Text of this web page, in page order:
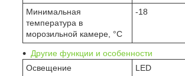
Минимальная
температура в
морозильной камере, °C
-18
Другие функции и особенности
Освещение
LED